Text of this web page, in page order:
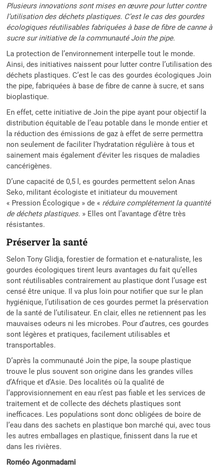
Plusieurs innovations sont mises en œuvre pour lutter contre
l’utilisation des déchets plastiques. C’est le cas des gourdes
écologiques réutilisables fabriquées à base de fibre de canne à
sucre sur initiative de la communauté Join the pipe.
La protection de l’environnement interpelle tout le monde.
Ainsi, des initiatives naissent pour lutter contre l’utilisation des
déchets plastiques. C’est le cas des gourdes écologiques Join
the pipe, fabriquées à base de fibre de canne à sucre, et sans
bioplastique.
En effet, cette initiative de Join the pipe ayant pour objectif la
distribution équitable de l’eau potable dans le monde entier et
la réduction des émissions de gaz à effet de serre permettra
non seulement de faciliter l’hydratation régulière à tous et
sainement mais également d’éviter les risques de maladies
cancérigènes.
D’une capacité de 0,5 l, es gourdes permettent selon Anas
Seko, militant écologiste et initiateur du mouvement
« Pression Écologique » de « réduire complétement la quantité
de déchets plastiques. » Elles ont l’avantage d’être très
résistantes.
Préserver la santé
Selon Tony Glidja, forestier de formation et e-naturaliste, les
gourdes écologiques tirent leurs avantages du fait qu’elles
sont réutilisables contrairement au plastique dont l’usage est
censé être unique. Il va plus loin pour notifier que sur le plan
hygiénique, l’utilisation de ces gourdes permet la préservation
de la santé de l’utilisateur. En clair, elles ne retiennent pas les
mauvaises odeurs ni les microbes. Pour d’autres, ces gourdes
sont légères et pratiques, facilement utilisables et
transportables.
D’après la communauté Join the pipe, la soupe plastique
trouve le plus souvent son origine dans les grandes villes
d’Afrique et d’Asie. Des localités où la qualité de
l’approvisionnement en eau n’est pas fiable et les services de
traitement et de collecte des déchets plastiques sont
inefficaces. Les populations sont donc obligées de boire de
l’eau dans des sachets en plastique bon marché qui, avec tous
les autres emballages en plastique, finissent dans la rue et
dans les rivières.
Roméo Agonmadami